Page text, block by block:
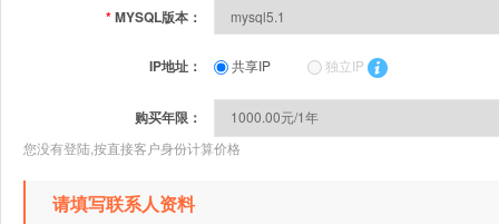
*MYSQL版本：
IP地址： 共享IP 独立IP
购买年限：
您没有登陆,按直接客户身份计算价格
请填写联系人资料